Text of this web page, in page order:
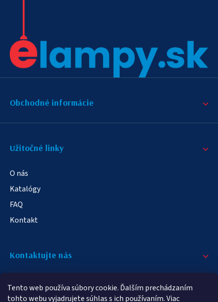
Tento web používa súbory cookie. Ďalším prechádzaním
tohto webu vyjadrujete súhlas s ich používaním. Viac
Obchodné informácie
Užitočné linky
O nás
Katalógy
FAQ
Kontakt
Kontaktujte nás
info@elampa.sk